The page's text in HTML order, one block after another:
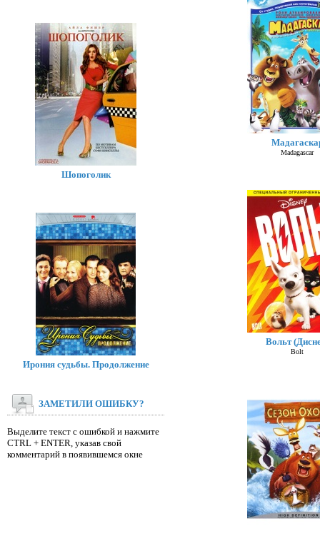
Madagascar
Вольт
Bolt
Шопоголик
Ирония судьбы. Продолжение
ЗАМЕТИЛИ ОШИБКУ?
Выделите текст с ошибкой и нажмите
CTRL + ENTER, указав свой
комментарий в появившемся окне